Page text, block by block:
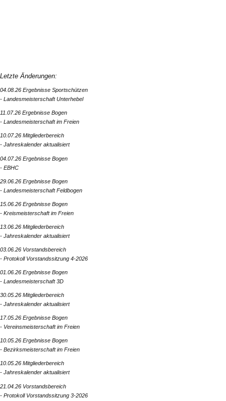
Letzte Änderungen:
04.08.26 Ergebnisse Sportschützen
- Landesmeisterschaft Unterhebel
11.07.26 Ergebnisse Bogen
- Landesmeisterschaft im Freien
10.07.26 Mitgliederbereich
- Jahreskalender aktualisiert
04.07.26 Ergebnisse Bogen
- EBHC
29.06.26 Ergebnisse Bogen
- Landesmeisterschaft Feldbogen
15.06.26 Ergebnisse Bogen
- Kreismeisterschaft im Freien
13.06.26 Mitgliederbereich
- Jahreskalender aktualisiert
03.06.26 Vorstandsbereich
- Protokoll Vorstandssitzung 4-2026
01.06.26 Ergebnisse Bogen
- Landesmeisterschaft 3D
30.05.26 Mitgliederbereich
- Jahreskalender aktualisiert
17.05.26 Ergebnisse Bogen
- Vereinsmeisterschaft im Freien
10.05.26 Ergebnisse Bogen
- Bezirksmeisterschaft im Freien
10.05.26 Mitgliederbereich
- Jahreskalender aktualisiert
21.04.26 Vorstandsbereich
- Protokoll Vorstandssitzung 3-2026